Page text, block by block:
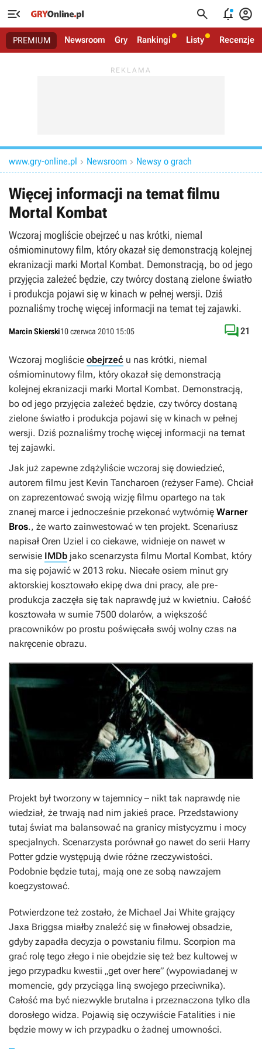
   
PREMIUM Newsroom Gry Rankingi Listy Recenzje
www.gry-online.pl  Newsroom  Newsy o grach
Więcej informacji na temat filmu
Mortal Kombat
Wczoraj mogliście obejrzeć u nas krótki, niemal
ośmiominutowy film, który okazał się demonstracją kolejnej
ekranizacji marki Mortal Kombat. Demonstracją, bo od jego
przyjęcia zależeć będzie, czy twórcy dostaną zielone światło
i produkcja pojawi się w kinach w pełnej wersji. Dziś
poznaliśmy trochę więcej informacji na temat tej zajawki.
Marcin Skierski10 czerwca 2010 15:05 21
Wczoraj mogliście obejrzeć u nas krótki, niemal
ośmiominutowy film, który okazał się demonstracją
kolejnej ekranizacji marki Mortal Kombat. Demonstracją,
bo od jego przyjęcia zależeć będzie, czy twórcy dostaną
zielone światło i produkcja pojawi się w kinach w pełnej
wersji. Dziś poznaliśmy trochę więcej informacji na temat
tej zajawki.
Jak już zapewne zdążyliście wczoraj się dowiedzieć,
autorem filmu jest Kevin Tancharoen (reżyser Fame). Chciał
on zaprezentować swoją wizję filmu opartego na tak
znanej marce i jednocześnie przekonać wytwórnię Warner
Bros., że warto zainwestować w ten projekt. Scenariusz
napisał Oren Uziel i co ciekawe, widnieje on nawet w
serwisie IMDb jako scenarzysta filmu Mortal Kombat, który
ma się pojawić w 2013 roku. Niecałe osiem minut gry
aktorskiej kosztowało ekipę dwa dni pracy, ale pre-
produkcja zaczęła się tak naprawdę już w kwietniu. Całość
kosztowała w sumie 7500 dolarów, a większość
pracowników po prostu poświęcała swój wolny czas na
nakręcenie obrazu.
Projekt był tworzony w tajemnicy – nikt tak naprawdę nie
wiedział, że trwają nad nim jakieś prace. Przedstawiony
tutaj świat ma balansować na granicy mistycyzmu i mocy
specjalnych. Scenarzysta porównał go nawet do serii Harry
Pottergdzie występują dwie różne rzeczywistości.
Podobnie będzie tutaj, mają one ze sobą nawzajem
koegzystować.
Potwierdzone też zostało, że Michael Jai White grający
Jaxa Briggsa miałby znaleźć się w finałowej obsadzie,
gdyby zapadła decyzja o powstaniu filmu. Scorpion ma
grać rolę tego złego i nie obejdzie się też bez kultowej w
jego przypadku kwestii „get over here” (wypowiadanej w
momencie, gdy przyciąga liną swojego przeciwnika).
Całość ma być niezwykle brutalna i przeznaczona tylko dla
dorosłego widza. Pojawią się oczywiście Fatalities i nie
będzie mowy w ich przypadku o żadnej umowności.